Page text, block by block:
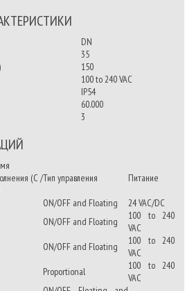
DN
35
150
100 to 240 VAC
IP54
60.000
3
(С /Тип управления
Питание
ON/OFF and Floating
24 VAC/DC
ON/OFF and Floating
100 to 240
VAC
ON/OFF and Floating
100 to 240
VAC
Proportional
100 to 240
VAC